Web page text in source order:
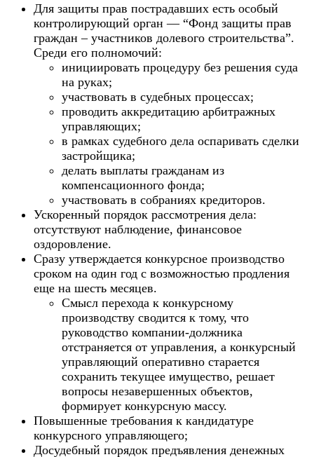
Для защиты прав пострадавших есть особый
контролирующий орган — “Фонд защиты прав
граждан – участников долевого строительства”.
Среди его полномочий:
инициировать процедуру без решения суда
на руках;
участвовать в судебных процессах;
проводить аккредитацию арбитражных
управляющих;
в рамках судебного дела оспаривать сделки
застройщика;
делать выплаты гражданам из
компенсационного фонда;
участвовать в собраниях кредиторов.
Ускоренный порядок рассмотрения дела:
отсутствуют наблюдение, финансовое
оздоровление.
Сразу утверждается конкурсное производство
сроком на один год с возможностью продления
еще на шесть месяцев.
Смысл перехода к конкурсному
производству сводится к тому, что
руководство компании-должника
отстраняется от управления, а конкурсный
управляющий оперативно старается
сохранить текущее имущество, решает
вопросы незавершенных объектов,
формирует конкурсную массу.
Повышенные требования к кандидатуре
конкурсного управляющего;
Досудебный порядок предъявления денежных